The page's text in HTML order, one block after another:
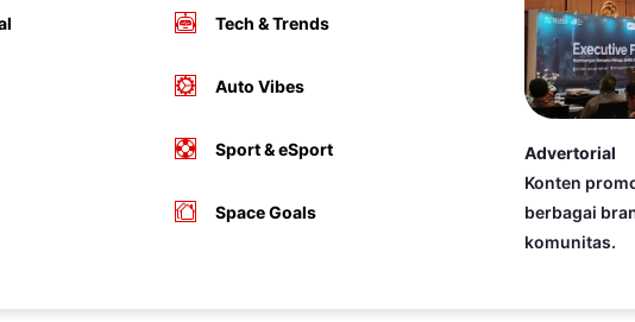
Tech & Trends
Auto Vibes
Sport & eSport
Space Goals
Advertorial
Konten
berbagai
komunitas.